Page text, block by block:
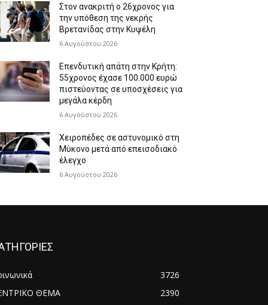
Στον ανακριτή ο 26χρονος για
την υπόθεση της νεκρής
Βρετανίδας στην Κυψέλη
6 Αυγούστου 2026
Επενδυτική απάτη στην Κρήτη:
55χρονος έχασε 100.000 ευρώ
πιστεύοντας σε υποσχέσεις για
μεγάλα κέρδη
6 Αυγούστου 2026
Χειροπέδες σε αστυνομικό στη
Μύκονο μετά από επεισοδιακό
έλεγχο
6 Αυγούστου 2026
3726
ΘΕΜΑ
2390